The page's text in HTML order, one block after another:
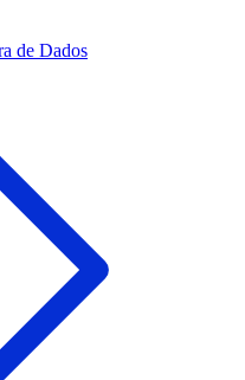
de Dados